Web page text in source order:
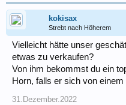
kokisax
Strebt nach Höherem
Vielleicht hätte unser
etwas zu verkaufen?
Von ihm bekommst du ein
Horn, falls er sich von einem
31.Dezember.2022